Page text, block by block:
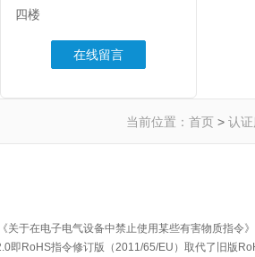
四楼
在线留言
当前位置： 首页 > 认
于在电子电气设备中禁止使用某些有害物质指令
即RoHS指令修订版（2011/65/EU）取代了旧版